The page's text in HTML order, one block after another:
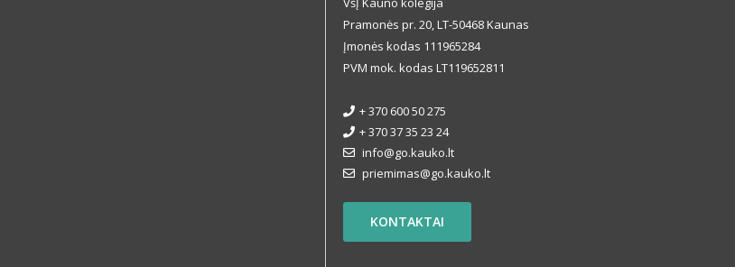
Pramonės pr. 20, LT-50468 Kaunas
Įmonės kodas 111965284
PVM mok. kodas LT119652811
+ 370 600 50 275
+ 370 37 35 23 24
info@go.kauko.lt
priemimas@go.kauko.lt
KONTAKTAI